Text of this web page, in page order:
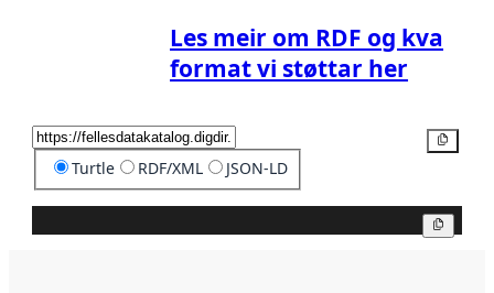
Les meir om RDF og kva
format vi støttar her
Turtle RDF/XML JSON-LD